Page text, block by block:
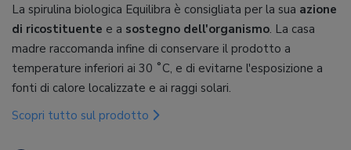
La spirulina biologica Equilibra è consigliata per la sua azione
di ricostituente e a sostegno dell'organismo. La casa
madre raccomanda infine di conservare il prodotto a
temperature inferiori ai 30 ˚C, e di evitarne l'esposizione a
fonti di calore localizzate e ai raggi solari.
Scopri tutto sul prodotto